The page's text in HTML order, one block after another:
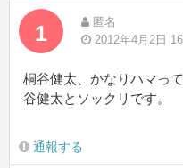
1
匿名
2012年4月2日
桐谷健太、かなりハマっ
谷健太とソックリです。
通報する